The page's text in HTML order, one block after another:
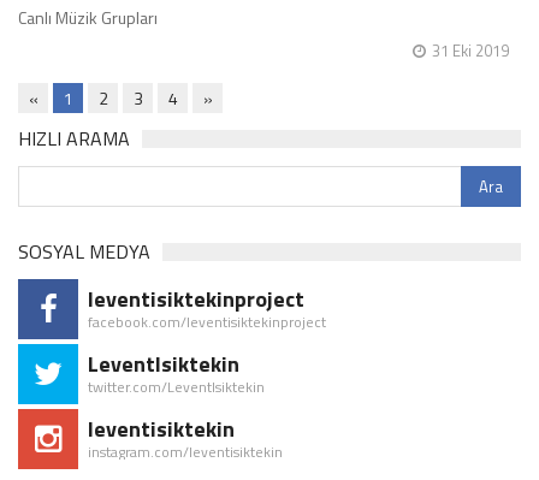
Canlı Müzik Grupları
31 Eki 2019
« 1 2 3 4 »
HIZLI ARAMA
SOSYAL MEDYA
leventisiktekinproject
facebook.com/leventisiktekinproject
LeventIsiktekin
twitter.com/LeventIsiktekin
leventisiktekin
instagram.com/leventisiktekin